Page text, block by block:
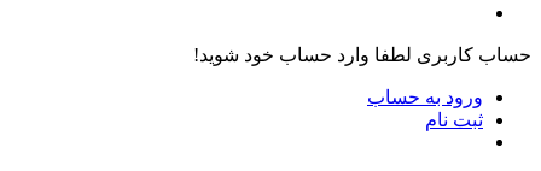
حساب کاربری لطفا وارد حساب خود شوید!
ورود به حساب
ثبت نام